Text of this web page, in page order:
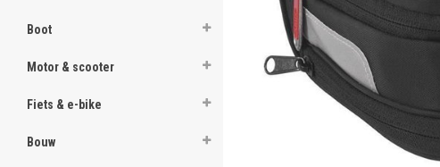
Boot
Motor & scooter
Fiets & e-bike
Bouw